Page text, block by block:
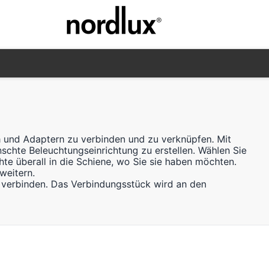
Adaptern zu verbinden und zu verknüpfen. Mit
Beleuchtungseinrichtung zu erstellen. Wählen Sie
überall in die Schiene, wo Sie sie haben möchten.
Das Verbindungsstück wird an den